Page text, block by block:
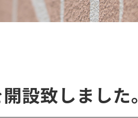
設致しました。